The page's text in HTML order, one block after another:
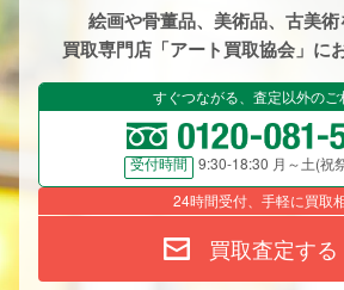
絵画や骨董品、美術品、古美術
買取専門店「アート買取協会」に
すぐつながる、査定以外のご
受付時間
9:30-18:30 月～土(祝
24時間受付、手軽に買取
買取査定する